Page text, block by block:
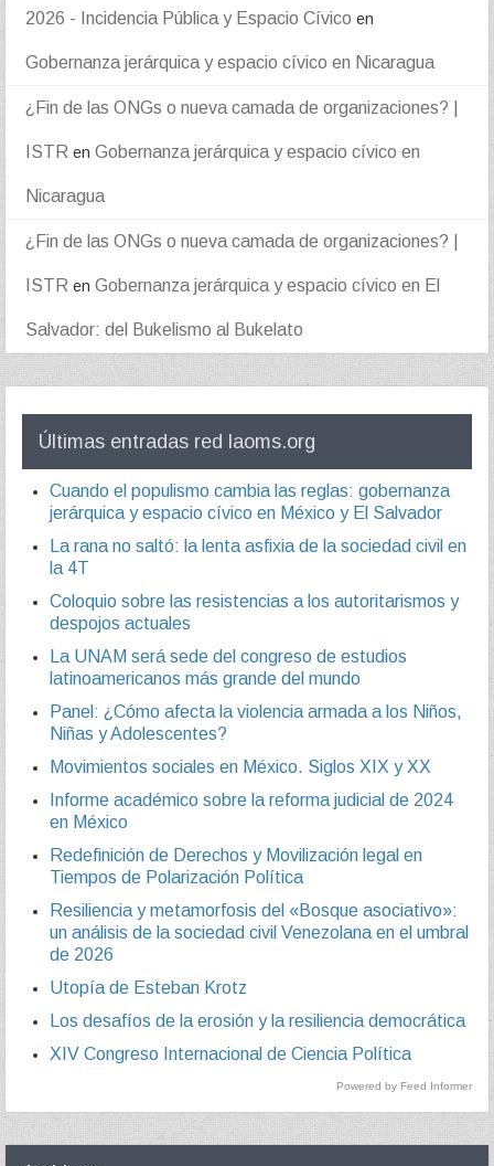
2026 - Incidencia Pública y Espacio Cívico en
Gobernanza jerárquica y espacio cívico en Nicaragua
¿Fin de las ONGs o nueva camada de organizaciones? |
ISTR en Gobernanza jerárquica y espacio cívico en
Nicaragua
¿Fin de las ONGs o nueva camada de organizaciones? |
ISTR en Gobernanza jerárquica y espacio cívico en El
Salvador: del Bukelismo al Bukelato
Últimas entradas red laoms.org
Cuando el populismo cambia las reglas: gobernanza
jerárquica y espacio cívico en México y El Salvador
La rana no saltó: la lenta asfixia de la sociedad civil en
la 4T
Coloquio sobre las resistencias a los autoritarismos y
despojos actuales
La UNAM será sede del congreso de estudios
latinoamericanos más grande del mundo
Panel: ¿Cómo afecta la violencia armada a los Niños,
Niñas y Adolescentes?
Movimientos sociales en México. Siglos XIX y XX
Informe académico sobre la reforma judicial de 2024
en México
Redefinición de Derechos y Movilización legal en
Tiempos de Polarización Política
Resiliencia y metamorfosis del «Bosque asociativo»:
un análisis de la sociedad civil Venezolana en el umbral
de 2026
Utopía de Esteban Krotz
Los desafíos de la erosión y la resiliencia democrática
XIV Congreso Internacional de Ciencia Política
Powered by Feed Informer